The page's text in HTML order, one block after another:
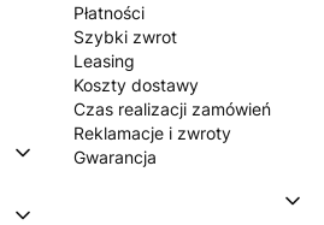
Płatności
Szybki zwrot
Leasing
Koszty dostawy
Czas realizacji zamówień
Reklamacje i zwroty
Gwarancja